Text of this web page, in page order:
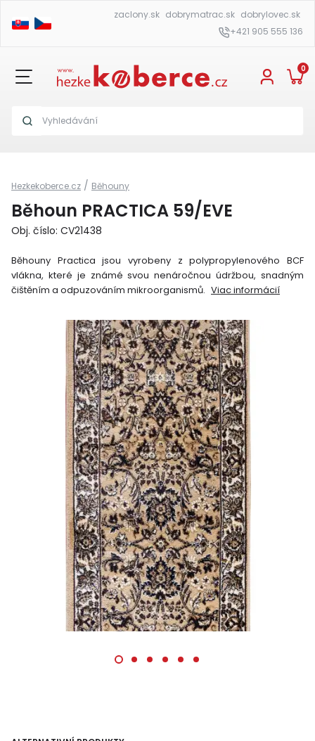
zaclony.sk dobrymatrac.sk dobrylovec.sk
+421 905 555 136
0
Hezkekoberce.cz / Běhouny
Běhoun PRACTICA 59/EVE
Obj. číslo: CV21438
Běhouny Practica jsou vyrobeny z polypropylenového BCF
vlákna, které je známé svou nenáročnou údržbou, snadným
čištěním a odpuzováním mikroorganismů. Viac informácií